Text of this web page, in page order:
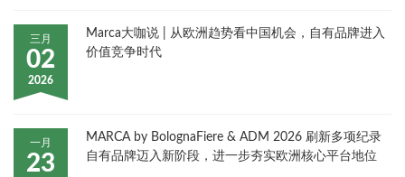
三月
02
2026
Marca大咖说 | 从欧洲趋势看中国机会，自有品牌进入
价值竞争时代
一月
23
MARCA by BolognaFiere & ADM 2026 刷新多项纪录
自有品牌迈入新阶段，进一步夯实欧洲核心平台地位